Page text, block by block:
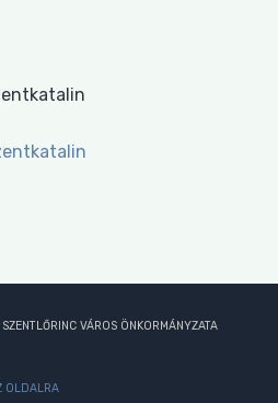
VÁROS ÖNKORMÁNYZATA
OLDALRA